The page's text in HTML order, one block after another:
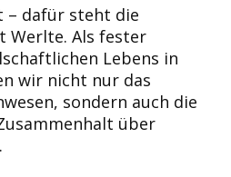
– dafür steht die
Werlte. Als fester
Lebens in
wir nicht nur das
sondern auch die
über